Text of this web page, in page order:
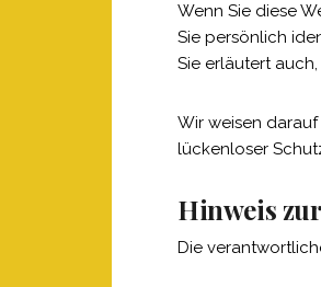
Wenn Sie diese
Sie persönlich
Sie erläutert
Wir weisen
lückenloser
Hinweis
Die